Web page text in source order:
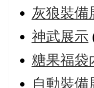
灰狼裝備
神武展示
糖果福袋
自動裝備